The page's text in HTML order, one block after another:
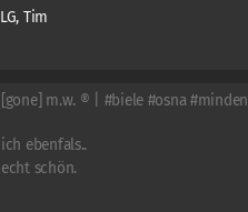
LG, Tim
[gone] m.w. ® | #biele #osna #minden
ich ebenfals..
echt schön.